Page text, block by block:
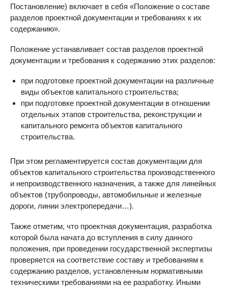
Постановление) включает в себя «Положение о составе
разделов проектной документации и требованиях к их
содержанию».
Положение устанавливает состав разделов проектной
документации и требования к содержанию этих разделов:
при подготовке проектной документации на различные
виды объектов капитального строительства;
при подготовке проектной документации в отношении
отдельных этапов строительства, реконструкции и
капитального ремонта объектов капитального
строительства.
При этом регламентируется состав документации для
объектов капитального строительства производственного
и непроизводственного назначения, а также для линейных
объектов (трубопроводы, автомобильные и железные
дороги, линии электропередачи…).
Также отметим, что проектная документация, разработка
которой была начата до вступления в силу данного
положения, при проведении государственной экспертизы
проверяется на соответствие составу и требованиям к
содержанию разделов, установленным нормативными
техническими требованиями на ее разработку. Иными